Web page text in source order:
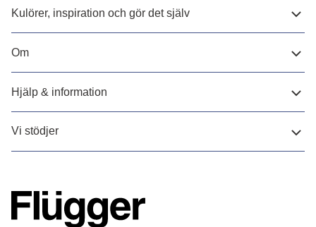
Kulörer, inspiration och gör det själv
Om
Hjälp & information
Vi stödjer